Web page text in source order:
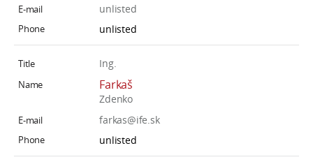
unlisted
unlisted
Ing.
Farkaš
Zdenko
farkas@ife.sk
unlisted